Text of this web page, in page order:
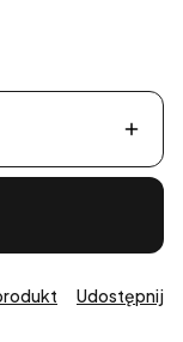
Udostępnij